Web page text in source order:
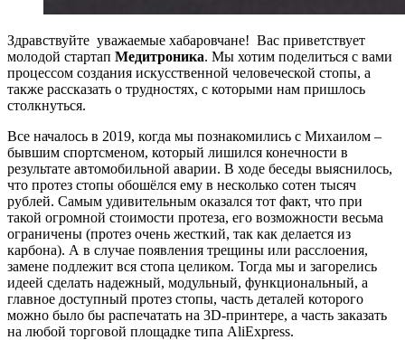
Здравствуйте уважаемые хабаровчане! Вас приветствует
молодой стартап Медитроника. Мы хотим поделиться с вами
процессом создания искусственной человеческой стопы, а
также рассказать о трудностях, с которыми нам пришлось
столкнуться.
Все началось в 2019, когда мы познакомились с Михаилом –
бывшим спортсменом, который лишился конечности в
результате автомобильной аварии. В ходе беседы выяснилось,
что протез стопы обошёлся ему в несколько сотен тысяч
рублей. Самым удивительным оказался тот факт, что при
такой огромной стоимости протеза, его возможности весьма
ограничены (протез очень жесткий, так как делается из
карбона). А в случае появления трещины или расслоения,
замене подлежит вся стопа целиком. Тогда мы и загорелись
идеей сделать надежный, модульный, функциональный, а
главное доступный протез стопы, часть деталей которого
можно было бы распечатать на 3D-принтере, а часть заказать
на любой торговой площадке типа AliExpress.